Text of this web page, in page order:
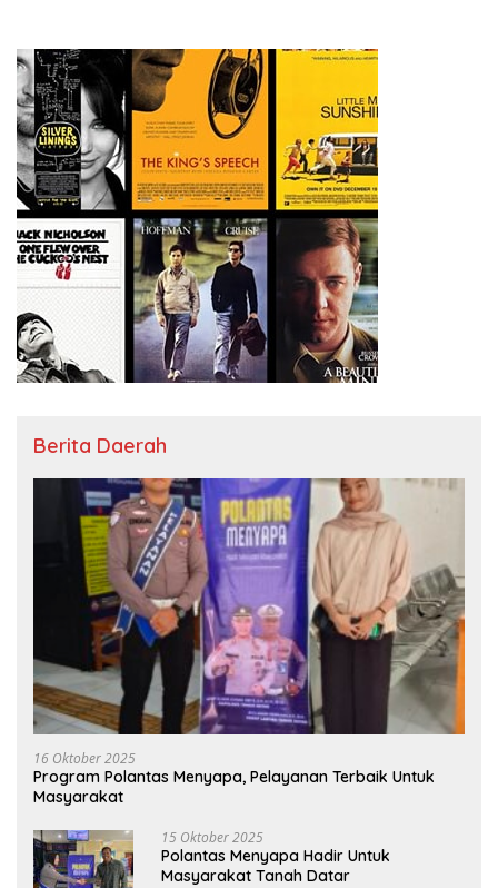
Berita Daerah
16 Oktober 2025
Program Polantas Menyapa, Pelayanan Terbaik Untuk
Masyarakat
15 Oktober 2025
Polantas Menyapa Hadir Untuk
Masyarakat Tanah Datar